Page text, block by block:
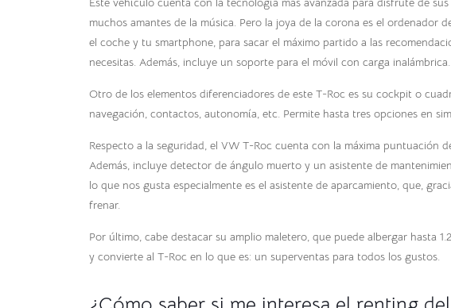
muchos amantes de la música. Pero la joya de la corona es el
el coche y tu smartphone, para sacar el máximo partido a las
necesitas. Además, incluye un soporte para el móvil con carga inalámbrica.
Otro de los elementos diferenciadores de este T-Roc es su cockpit o
navegación, contactos, autonomía, etc. Permite hasta tres opciones en
Respecto a la seguridad, el VW T-Roc cuenta con la máxima puntuación
Además, incluye detector de ángulo muerto y un asistente de
lo que nos gusta especialmente es el asistente de aparcamiento, que,
frenar.
Por último, cabe destacar su amplio maletero, que puede albergar hasta
y convierte al T-Roc en lo que es: un superventas para todos los gustos.